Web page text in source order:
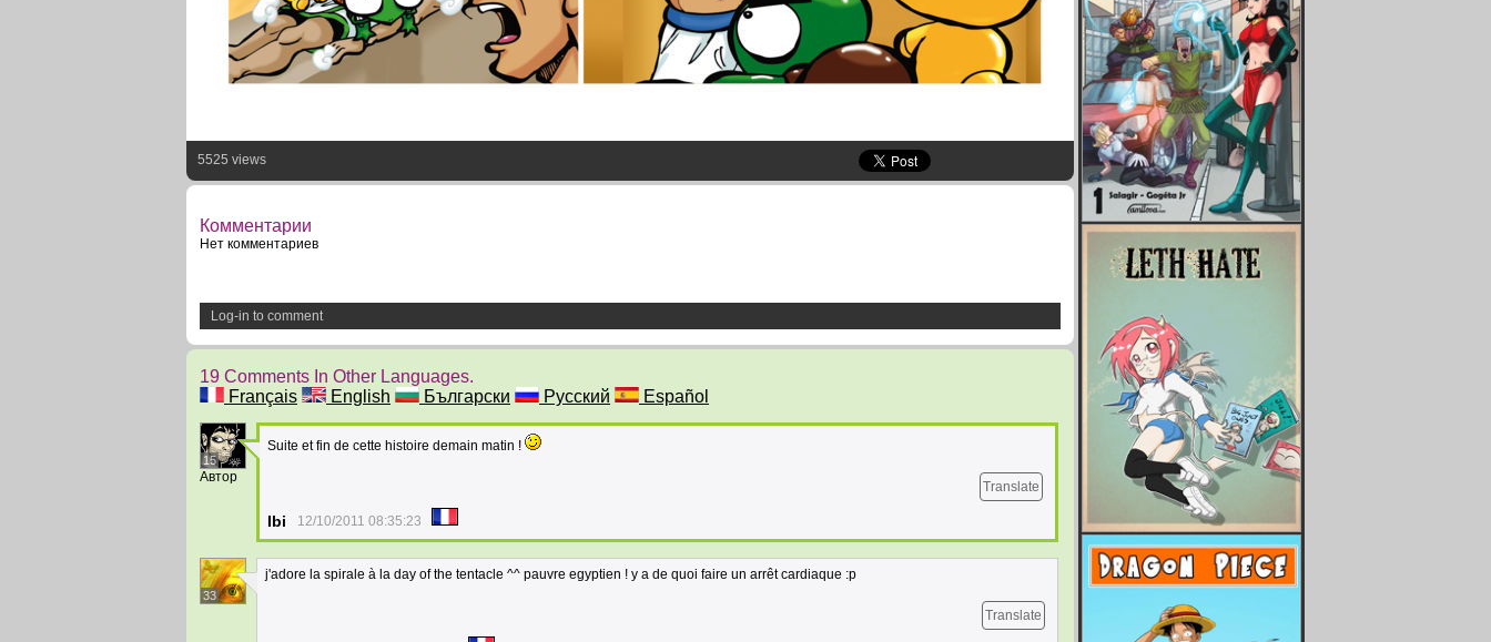
5525 views
Комментарии
Нет комментариев
Log-in to comment
19 Comments In Other Languages.
Français
English Български Русский Español
15
Автор
Suite et fin de cette histoire demain matin !
Translate
Ibi 12/10/2011 08:35:23
33
j'adore la spirale à la day of the tentacle ^^ pauvre egyptien ! y a de quoi faire un arrêt cardiaque :p
Translate